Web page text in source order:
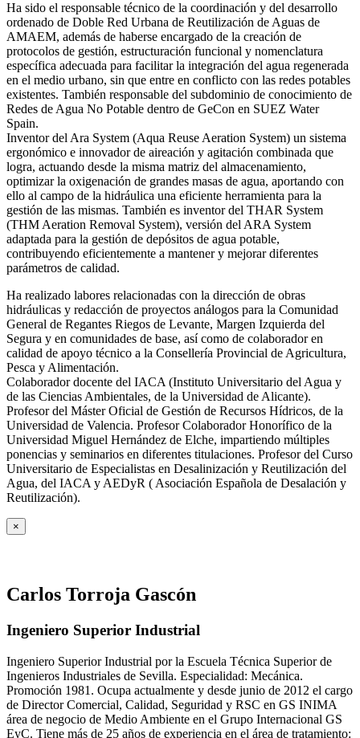
Ha sido el responsable técnico de la coordinación y del desarrollo
ordenado de Doble Red Urbana de Reutilización de Aguas de
AMAEM, además de haberse encargado de la creación de
protocolos de gestión, estructuración funcional y nomenclatura
específica adecuada para facilitar la integración del agua regenerada
en el medio urbano, sin que entre en conflicto con las redes potables
existentes. También responsable del subdominio de conocimiento de
Redes de Agua No Potable dentro de GeCon en SUEZ Water
Spain.
Inventor del Ara System (Aqua Reuse Aeration System) un sistema
ergonómico e innovador de aireación y agitación combinada que
logra, actuando desde la misma matriz del almacenamiento,
optimizar la oxigenación de grandes masas de agua, aportando con
ello al campo de la hidráulica una eficiente herramienta para la
gestión de las mismas. También es inventor del THAR System
(THM Aeration Removal System), versión del ARA System
adaptada para la gestión de depósitos de agua potable,
contribuyendo eficientemente a mantener y mejorar diferentes
parámetros de calidad.
Ha realizado labores relacionadas con la dirección de obras
hidráulicas y redacción de proyectos análogos para la Comunidad
General de Regantes Riegos de Levante, Margen Izquierda del
Segura y en comunidades de base, así como de colaborador en
calidad de apoyo técnico a la Consellería Provincial de Agricultura,
Pesca y Alimentación.
Colaborador docente del IACA (Instituto Universitario del Agua y
de las Ciencias Ambientales, de la Universidad de Alicante).
Profesor del Máster Oficial de Gestión de Recursos Hídricos, de la
Universidad de Valencia. Profesor Colaborador Honorífico de la
Universidad Miguel Hernández de Elche, impartiendo múltiples
ponencias y seminarios en diferentes titulaciones. Profesor del Curso
Universitario de Especialistas en Desalinización y Reutilización del
Agua, del IACA y AEDyR ( Asociación Española de Desalación y
Reutilización).
×
Carlos Torroja Gascón
Ingeniero Superior Industrial
Ingeniero Superior Industrial por la Escuela Técnica Superior de
Ingenieros Industriales de Sevilla. Especialidad: Mecánica.
Promoción 1981. Ocupa actualmente y desde junio de 2012 el cargo
de Director Comercial, Calidad, Seguridad y RSC en GS INIMA
área de negocio de Medio Ambiente en el Grupo Internacional GS
EyC. Tiene más de 25 años de experiencia en el área de tratamiento: